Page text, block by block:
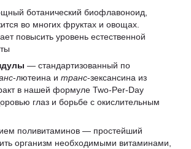
ботанический биофлавоноид,
во многих фруктах и овощах.
повысить уровень естественной
— стандартизованный по
-лютеина и транс-зексансина из
в нашей формуле Two-Per-Day
глаз и борьбе с окислительным
поливитаминов — простейший
организм необходимыми витаминами,